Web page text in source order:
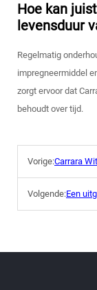
Hoe kan
levensduur
Regelmatig
impregneermiddel
zorgt ervoor dat
behoudt over tijd.
Vorige:Carrara
Volgende:Een